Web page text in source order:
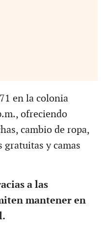
en la colonia
ofreciendo
cambio de ropa,
gratuitas y camas
a las
mantener en